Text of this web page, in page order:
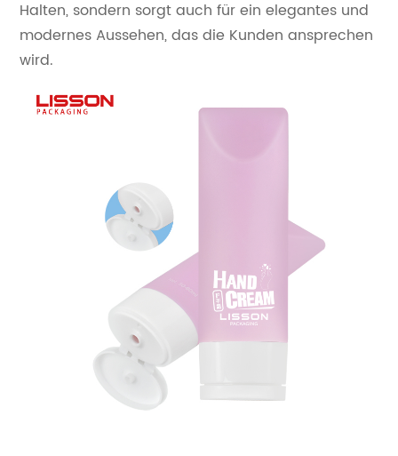
Halten, sondern sorgt auch für ein elegantes und
modernes Aussehen, das die Kunden ansprechen
wird.